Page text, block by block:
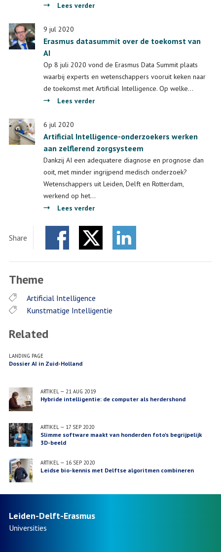
Lees verderover
maakt
honderden
foto's
begrijpelijk
3D-
9 jul 2020
Erasmus datasummit over de toekomst van
AI
Op 8 juli 2020 vond de Erasmus Data Summit plaats
waarbij experts en wetenschappers vooruit keken naar
de toekomst met Artificial Intelligence. Op welke…
Lees verderover
over
de
toekomst
van
AI
6 jul 2020
Artificial Intelligence-onderzoekers werken
aan zelflerend zorgsysteem
Dankzij AI een adequatere diagnose en prognose dan
ooit, met minder ingrijpend medisch onderzoek?
Wetenschappers uit Leiden, Delft en Rotterdam,
werkend op het…
Lees verderover
Intelligence-
onderzoekers
Share
Theme
Artificial Intelligence
Kunstmatige Intelligentie
Related
LANDING PAGE
Dossier AI in Zuid-Holland
ARTIKEL— 21 AUG 2019
Hybride intelligentie: de computer als herdershond
ARTIKEL— 17 SEP 2020
Slimme software maakt van honderden foto's begrijpelijk
3D-beeld
ARTIKEL— 16 SEP 2020
Leidse bio-kennis met Delftse algoritmen combineren
Leiden-Delft-Erasmus
Universities